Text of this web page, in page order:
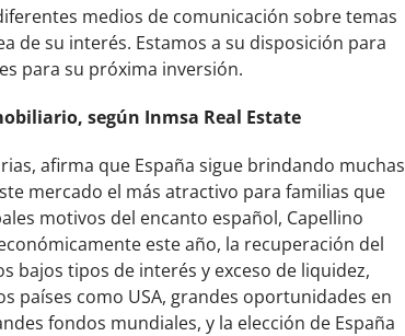
medios de comunicación sobre temas
de su interés. Estamos a su disposición para
para su próxima inversión.
según Inmsa Real Estate
afirma que España sigue brindando muchas
mercado el más atractivo para familias que
motivos del encanto español, Capellino
este año, la recuperación del
bajos tipos de interés y exceso de liquidez,
países como USA, grandes oportunidades en
fondos mundiales, y la elección de España